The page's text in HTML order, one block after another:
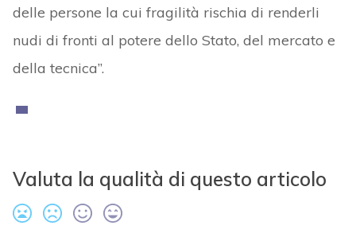
delle persone la cui fragilità rischia di renderli
nudi di fronti al potere dello Stato, del mercato e
della tecnica”.
Valuta la qualità di questo articolo